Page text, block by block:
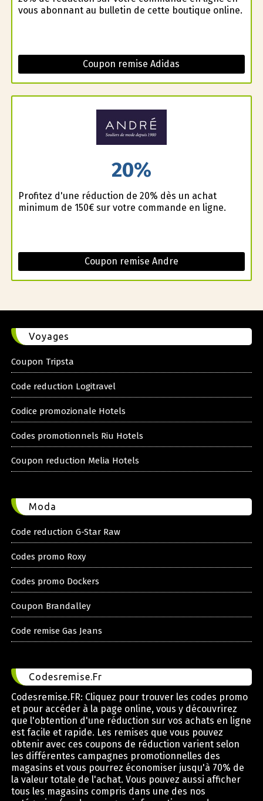
vous abonnant au bulletin de cette boutique online.
Coupon remise Adidas
20%
Profitez d'une réduction de 20% dès un achat
minimum de 150€ sur votre commande en ligne.
Coupon remise Andre
Voyages
Coupon Tripsta
Code reduction Logitravel
Codice promozionale Hotels
Codes promotionnels Riu Hotels
Coupon reduction Melia Hotels
Moda
Code reduction G-Star Raw
Codes promo Roxy
Codes promo Dockers
Coupon Brandalley
Code remise Gas Jeans
Codesremise.Fr
Codesremise.FR: Cliquez pour trouver les codes promo
et pour accéder à la page online, vous y découvrirez
que l'obtention d'une réduction sur vos achats en ligne
est facile et rapide. Les remises que vous pouvez
obtenir avec ces coupons de réduction varient selon
les différentes campagnes promotionnelles des
magasins et vous pourrez économiser jusqu'à 70% de
la valeur totale de l'achat. Vous pouvez aussi afficher
tous les magasins compris dans une des nos